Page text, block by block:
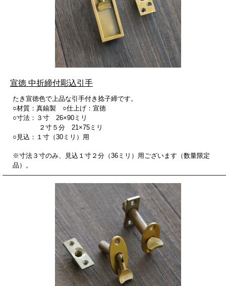
宣徳 中折締付彫込引手
たき宣徳色で上品な引手付き捻子締です。
○材質：真鍮製 ○仕上げ：宣徳
○寸法：３寸 26×90ミリ
２寸５分 21×75ミリ
○見込：１寸（30ミリ）用
※寸法３寸のみ、見込１寸２分（36ミリ）用ございます（数量限定
品）。